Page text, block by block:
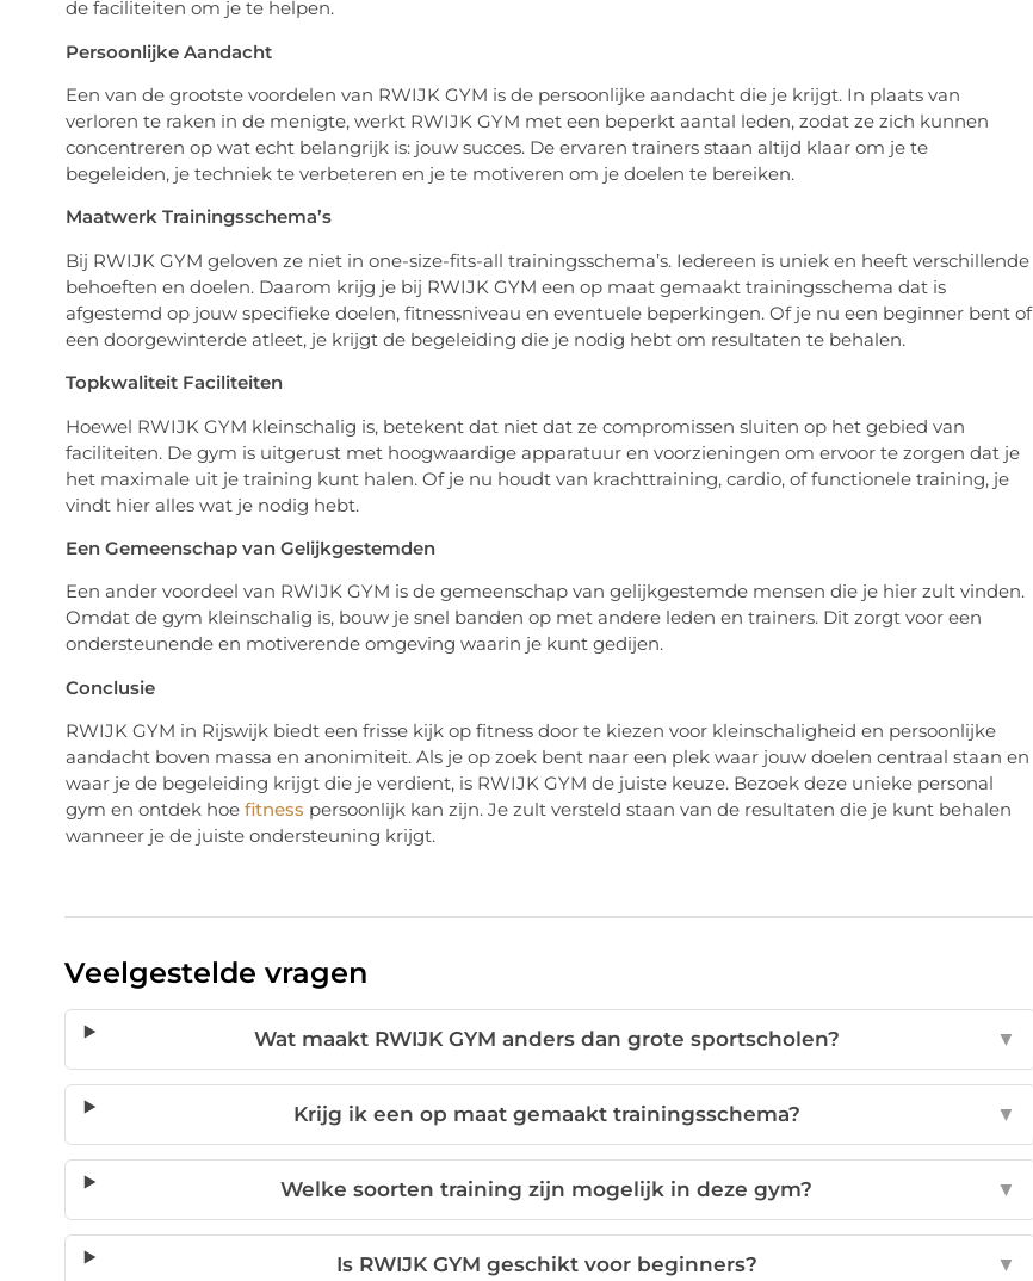
de faciliteiten om je te helpen.
Persoonlijke Aandacht
Een van de grootste voordelen van RWIJK GYM is de persoonlijke aandacht die je krijgt. In plaats van
verloren te raken in de menigte, werkt RWIJK GYM met een beperkt aantal leden, zodat ze zich kunnen
concentreren op wat echt belangrijk is: jouw succes. De ervaren trainers staan altijd klaar om je te
begeleiden, je techniek te verbeteren en je te motiveren om je doelen te bereiken.
Maatwerk Trainingsschema’s
Bij RWIJK GYM geloven ze niet in one-size-fits-all trainingsschema’s. Iedereen is uniek en heeft verschillende
behoeften en doelen. Daarom krijg je bij RWIJK GYM een op maat gemaakt trainingsschema dat is
afgestemd op jouw specifieke doelen, fitnessniveau en eventuele beperkingen. Of je nu een beginner bent of
een doorgewinterde atleet, je krijgt de begeleiding die je nodig hebt om resultaten te behalen.
Topkwaliteit Faciliteiten
Hoewel RWIJK GYM kleinschalig is, betekent dat niet dat ze compromissen sluiten op het gebied van
faciliteiten. De gym is uitgerust met hoogwaardige apparatuur en voorzieningen om ervoor te zorgen dat je
het maximale uit je training kunt halen. Of je nu houdt van krachttraining, cardio, of functionele training, je
vindt hier alles wat je nodig hebt.
Een Gemeenschap van Gelijkgestemden
Een ander voordeel van RWIJK GYM is de gemeenschap van gelijkgestemde mensen die je hier zult vinden.
Omdat de gym kleinschalig is, bouw je snel banden op met andere leden en trainers. Dit zorgt voor een
ondersteunende en motiverende omgeving waarin je kunt gedijen.
Conclusie
RWIJK GYM in Rijswijk biedt een frisse kijk op fitness door te kiezen voor kleinschaligheid en persoonlijke
aandacht boven massa en anonimiteit. Als je op zoek bent naar een plek waar jouw doelen centraal staan en
waar je de begeleiding krijgt die je verdient, is RWIJK GYM de juiste keuze. Bezoek deze unieke personal
gym en ontdek hoe fitness persoonlijk kan zijn. Je zult versteld staan van de resultaten die je kunt behalen
wanneer je de juiste ondersteuning krijgt.
Veelgestelde vragen
Wat maakt RWIJK GYM anders dan grote sportscholen? ▼
Krijg ik een op maat gemaakt trainingsschema? ▼
Welke soorten training zijn mogelijk in deze gym? ▼
Is RWIJK GYM geschikt voor beginners? ▼